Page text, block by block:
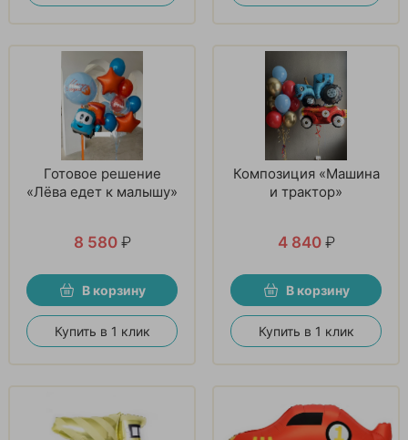
Готовое решение
«Лёва едет к малышу»
8 580 ₽
В корзину
Купить в 1 клик
Композиция «Машина
и трактор»
4 840 ₽
В корзину
Купить в 1 клик